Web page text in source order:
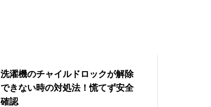
洗濯機のチャイルドロックが解除
できない時の対処法！慌てず安全
確認